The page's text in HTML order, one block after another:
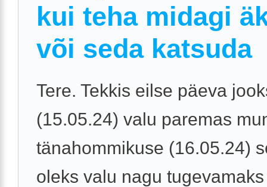
kui teha midagi
või seda katsuda
Tere. Tekkis eilse päeva
(15.05.24) valu paremas
tänahommikuse (16.05.24)
oleks valu nagu